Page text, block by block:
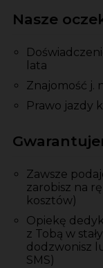
Nasze
lata
Znajomość j.
Prawo jazdy
Zawsze
zarobisz na
kosztów)
Opiekę
z Tobą w
dodzwonisz
SMS)